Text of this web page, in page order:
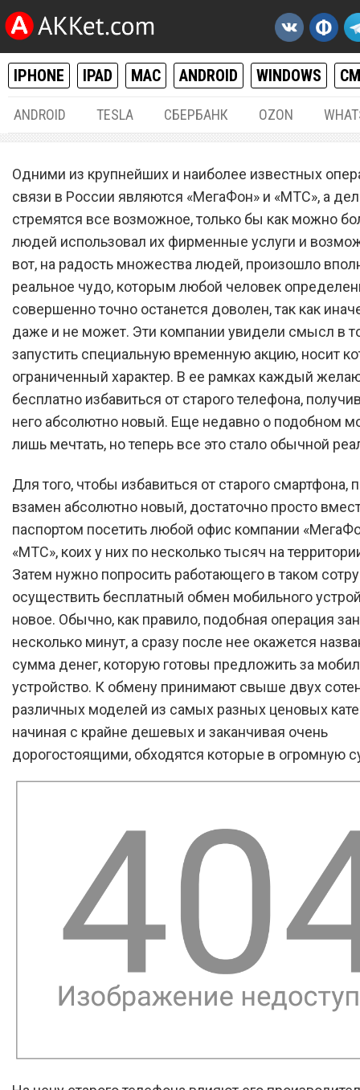
IPHONE IPAD MAC ANDROID WINDOWS
ANDROID TESLA СБЕРБАНК OZON
«МегаФон» и «МТС»
совершенно бесплатно
старые смартфоны на
Одними из крупнейших и наиболее известных
связи в России являются «МегаФон» и «МТС», а
стремятся все возможное, только бы как можно
людей использовал их фирменные услуги и
вот, на радость множества людей, произошло
реальное чудо, которым любой человек
совершенно точно останется доволен, так как
даже и не может. Эти компании увидели смысл в
запустить специальную временную акцию, носит
ограниченный характер. В ее рамках каждый
бесплатно избавиться от старого телефона,
него абсолютно новый. Еще недавно о подобном
лишь мечтать, но теперь все это стало обычной
Для того, чтобы избавиться от старого смартфона,
взамен абсолютно новый, достаточно просто
паспортом посетить любой офис компании
«МТС», коих у них по несколько тысяч на
Затем нужно попросить работающего в таком
осуществить бесплатный обмен мобильного
новое. Обычно, как правило, подобная операция
несколько минут, а сразу после нее окажется
сумма денег, которую готовы предложить за
устройство. К обмену принимают свыше двух
различных моделей из самых разных ценовых
начиная с крайне дешевых и заканчивая очень
дорогостоящими, обходятся которые в огромную